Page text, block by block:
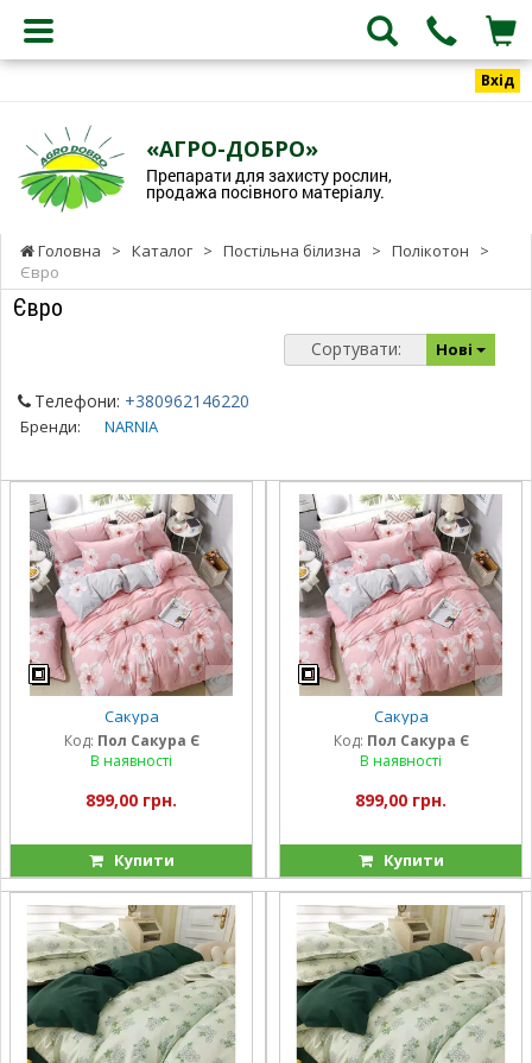
Вхід
«АГРО-ДОБРО»
Препарати для захисту рослин,
продажа посівного матеріалу.
Головна > Каталог > Постільна білизна > Полікотон
>
Євро
Євро
Сортувати: Нові
Телефони: +380962146220
Бренди: NARNIA
Сакура
Код: Пол Сакура Є
В наявності
899,00 грн.
Купити
Сакура
Код: Пол Сакура Є
В наявності
899,00 грн.
Купити